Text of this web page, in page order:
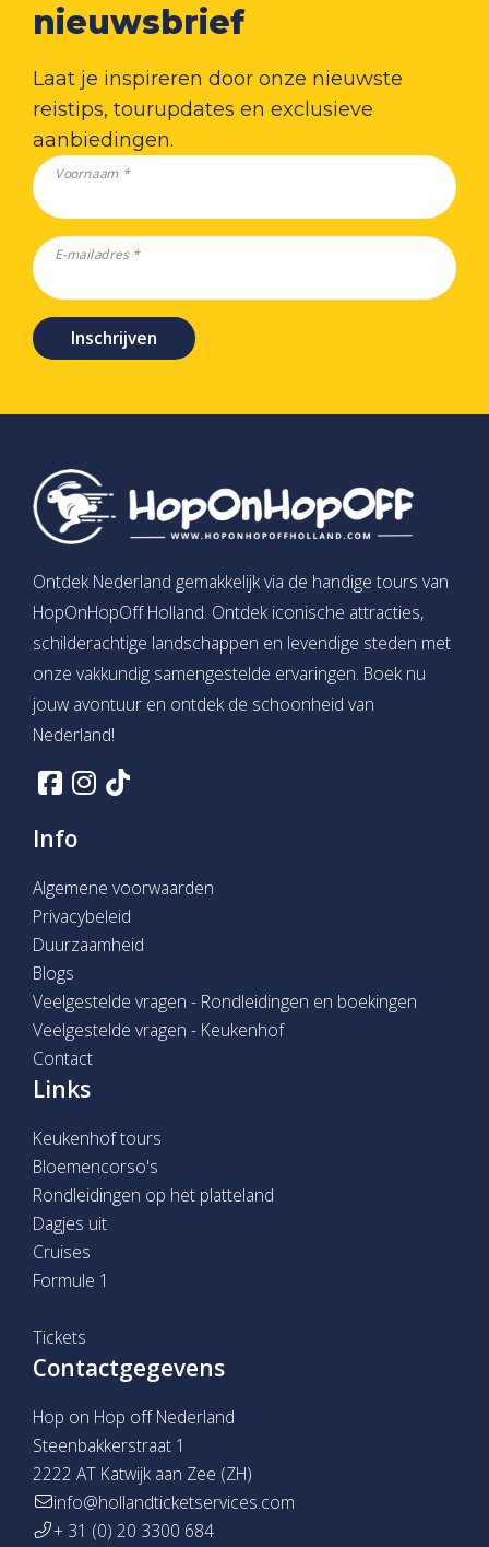
nieuwsbrief
Laat je inspireren door onze nieuwste
reistips, tourupdates en exclusieve
aanbiedingen.
Voornaam *
E-mailadres *
Inschrijven
Ontdek Nederland gemakkelijk via de handige tours van
HopOnHopOff Holland. Ontdek iconische attracties,
schilderachtige landschappen en levendige steden met
onze vakkundig samengestelde ervaringen. Boek nu
jouw avontuur en ontdek de schoonheid van
Nederland!
Info
Algemene voorwaarden
Privacybeleid
Duurzaamheid
Blogs
Veelgestelde vragen - Rondleidingen en boekingen
Veelgestelde vragen - Keukenhof
Contact
Links
Keukenhof tours
Bloemencorso's
Rondleidingen op het platteland
Dagjes uit
Cruises
Formule 1
Tickets
Contactgegevens
Hop on Hop off Nederland
Steenbakkerstraat 1
2222 AT Katwijk aan Zee (ZH)
info@hollandticketservices.com
+ 31 (0) 20 3300 684